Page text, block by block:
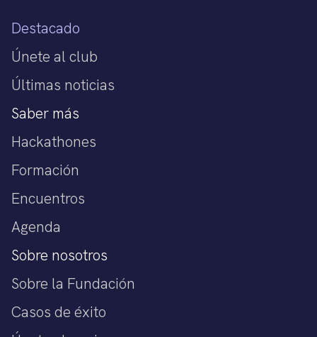
Destacado
Únete al club
Últimas noticias
Saber más
Hackathones
Formación
Encuentros
Agenda
Sobre nosotros
Sobre la Fundación
Casos de éxito